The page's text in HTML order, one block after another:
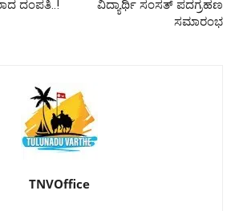
ದಂಪತಿ..!
ವಿದ್ಯಾರ್ಥಿ ಸಂಸತ್ ಪದಗ್ರಹಣ
ಸಮಾರಂಭ
TNVOffice